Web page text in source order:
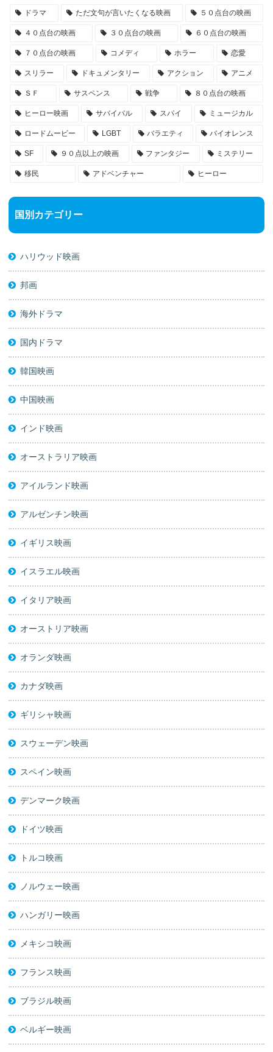
ドラマ ただ文句が言いたくなる映画 ５０点台の映画
４０点台の映画 ３０点台の映画 ６０点台の映画
７０点台の映画 コメディ ホラー 恋愛
スリラー ドキュメンタリー アクション アニメ
ＳＦ サスペンス 戦争 ８０点台の映画
ヒーロー映画 サバイバル スパイ ミュージカル
ロードムービー LGBT バラエティ バイオレンス
SF ９０点以上の映画 ファンタジー ミステリー
移民 アドベンチャー ヒーロー
国別カテゴリー
ハリウッド映画
邦画
海外ドラマ
国内ドラマ
韓国映画
中国映画
インド映画
オーストラリア映画
アイルランド映画
アルゼンチン映画
イギリス映画
イスラエル映画
イタリア映画
オーストリア映画
オランダ映画
カナダ映画
ギリシャ映画
スウェーデン映画
スペイン映画
デンマーク映画
ドイツ映画
トルコ映画
ノルウェー映画
ハンガリー映画
メキシコ映画
フランス映画
ブラジル映画
ベルギー映画